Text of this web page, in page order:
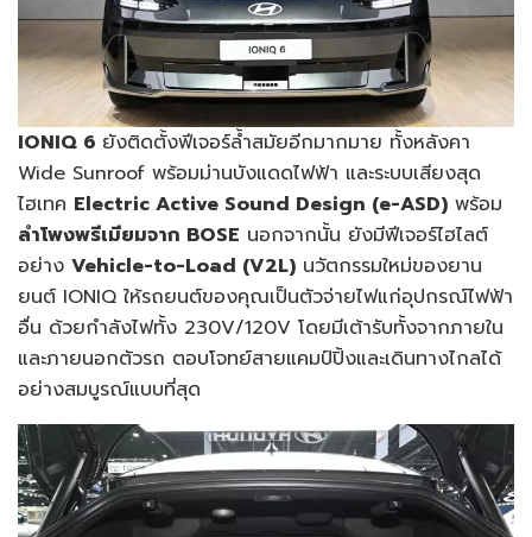
IONIQ 6 ยังติดตั้งฟีเจอร์ล้ำสมัยอีกมากมาย ทั้งหลังคา
Wide Sunroof พร้อมม่านบังแดดไฟฟ้า และระบบเสียงสุด
ไฮเทค Electric Active Sound Design (e-ASD) พร้อม
ลำโพงพรีเมียมจาก BOSE นอกจากนั้น ยังมีฟีเจอร์ไฮไลต์
อย่าง Vehicle-to-Load (V2L) นวัตกรรมใหม่ของยาน
ยนต์ IONIQ ให้รถยนต์ของคุณเป็นตัวจ่ายไฟแก่อุปกรณ์ไฟฟ้า
อื่น ด้วยกำลังไฟทั้ง 230V/120V โดยมีเต้ารับทั้งจากภายใน
และภายนอกตัวรถ ตอบโจทย์สายแคมป์ปิ้งและเดินทางไกลได้
อย่างสมบูรณ์แบบที่สุด